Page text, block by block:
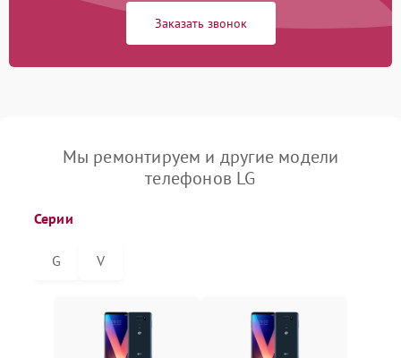
Заказать звонок
Мы ремонтируем и другие модели
телефонов LG
Серии
G V